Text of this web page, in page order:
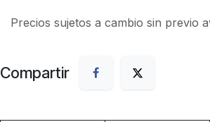
Precios sujetos a cambio sin previo
Compartir